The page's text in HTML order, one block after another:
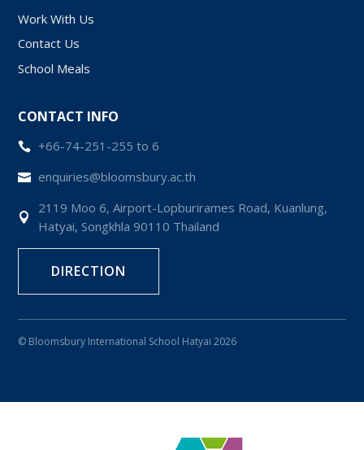
Work With Us
Contact Us
School Meals
CONTACT INFO
 +66-74-251-255 to 6
 enquiries@bloomsbury.ac.th

2119 Moo 6, Airport-Lopburirames Road, Kuanlung,
Hatyai, Songkhla 90110 Thailand
DIRECTION
© Bloomsbury International School Hatyai 2026